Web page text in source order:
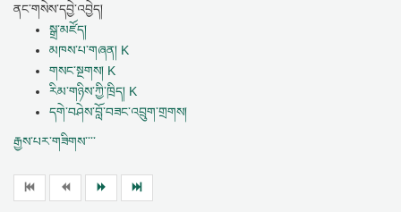
ནང་གསེས་དབྱེ་འབྱེད།
སྒྲ་མཛོད།
མཁས་པ་གཞན། K
གསང་སྔགས། K
རིམ་གཉིས་ཀྱི་ཁྲིད། K
དགེ་བཤེས་བློ་བཟང་འབྲུག་གྲགས།
རྒྱས་པར་གཟིགས་་་་